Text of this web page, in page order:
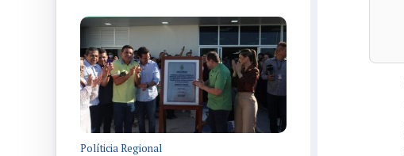
Políticia Regional